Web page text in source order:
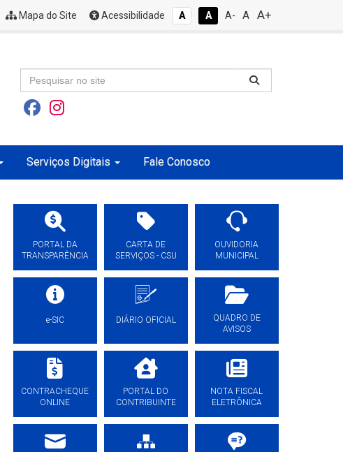
Mapa do Site Acessibilidade A A A- A A+
Serviços Digitais Fale Conosco
PORTAL DA
TRANSPARÊNCIA
CARTA DE
SERVIÇOS - CSU
OUVIDORIA
MUNICIPAL
e-SIC DIÁRIO OFICIAL
QUADRO DE
AVISOS
CONTRACHEQUE
ONLINE
PORTAL DO
CONTRIBUINTE
NOTA FISCAL
ELETRÔNICA